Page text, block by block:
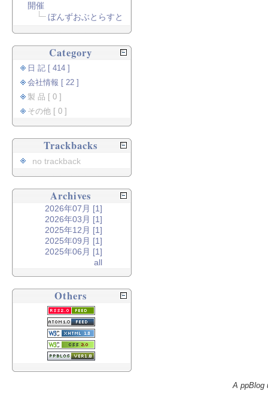
開催
ぼんずおぶとらすと
Category
日 記 [ 414 ]
会社情報 [ 22 ]
製 品 [ 0 ]
その他 [ 0 ]
Trackbacks
no trackback
Archives
2026年07月 [1]
2026年03月 [1]
2025年12月 [1]
2025年09月 [1]
2025年06月 [1]
all
Others
A ppBlog